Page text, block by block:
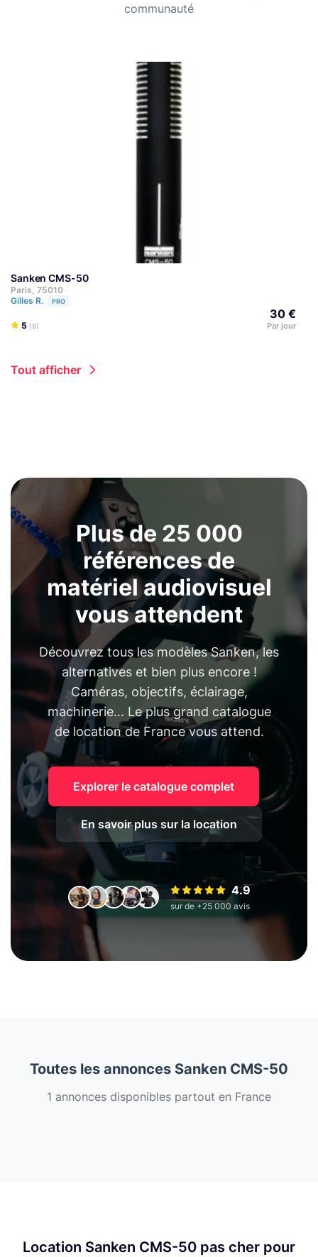
communauté
Sanken CMS-50
Paris, 75010
Gilles R.
PRO
5 (8)
30 €
Par jour
Tout afficher
Plus de 25 000
références de
matériel audiovisuel
vous attendent
Découvrez tous les modèles Sanken, les
alternatives et bien plus encore !
Caméras, objectifs, éclairage,
machinerie... Le plus grand catalogue
de location de France vous attend.
Explorer le catalogue complet
En savoir plus sur la location
4.9
sur de +25 000 avis
Toutes les annonces Sanken CMS-50
1 annonces disponibles partout en France
Location Sanken CMS-50 pas cher pour